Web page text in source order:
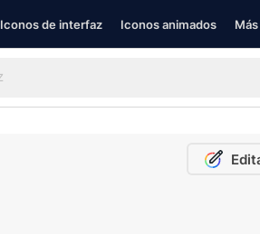
Iconos de interfaz Iconos animados Más